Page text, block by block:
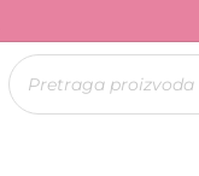
Products
search